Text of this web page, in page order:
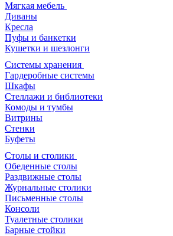
Мягкая мебель
Диваны
Кресла
Пуфы и банкетки
Кушетки и шезлонги
Системы хранения
Гардеробные системы
Шкафы
Стеллажи и библиотеки
Комоды и тумбы
Витрины
Стенки
Буфеты
Столы и столики
Обеденные столы
Раздвижные столы
Журнальные столики
Письменные столы
Консоли
Туалетные столики
Барные стойки